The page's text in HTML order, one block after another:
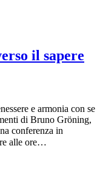
il sapere
e armonia con se
di Bruno Gröning,
conferenza in
alle ore…